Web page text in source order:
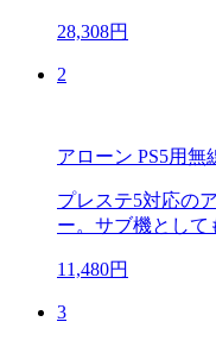
28,308円
2
アローン PS5用無
プレステ5対応の
ー。サブ機として
11,480円
3